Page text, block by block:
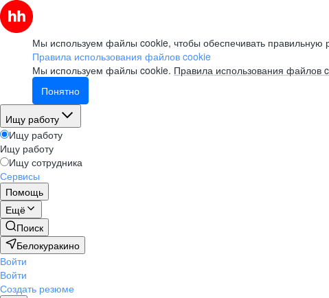
Мы используем файлы cookie, чтобы обеспечивать правильную
Правила использования файлов cookie
Мы используем файлы cookie. Правила использования файлов
Понятно
Ищу работу
Ищу работу
Ищу работу
Ищу сотрудника
Сервисы
Помощь
Ещё
Поиск
Белокуракино
Войти
Войти
Создать резюме